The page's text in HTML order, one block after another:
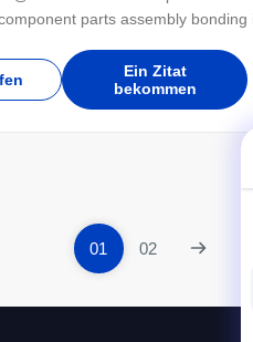
parts assembly
Ein Zitat
bekommen
01 02